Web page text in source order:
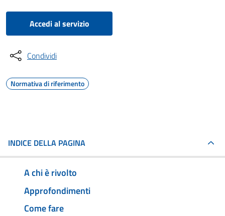
Accedi al servizio
Condividi
Normativa di riferimento
INDICE DELLA PAGINA
A chi è rivolto
Approfondimenti
Come fare